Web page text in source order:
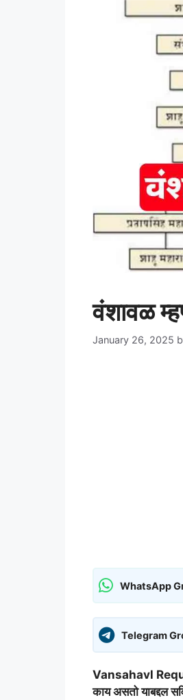
वंशावळ
January 26, 2025
WhatsApp
Telegram
Vansahavl
काय असतो याबद्दल